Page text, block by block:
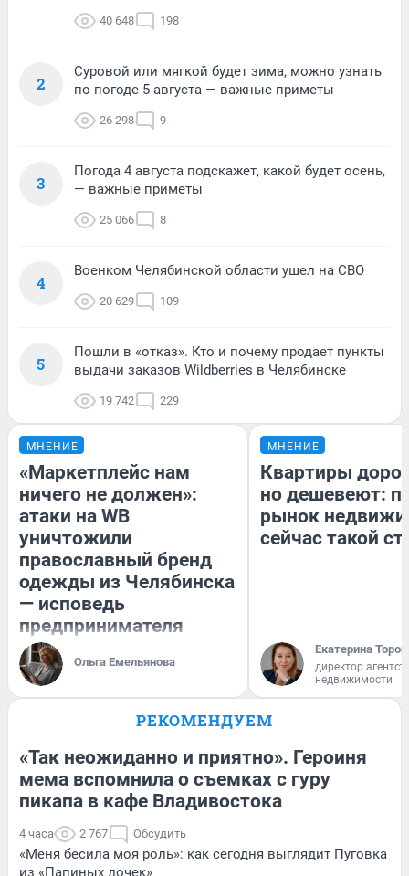
40 648 198
2
Суровой или мягкой будет зима, можно узнать
по погоде 5 августа — важные приметы
26 298 9
3
Погода 4 августа подскажет, какой будет осень,
— важные приметы
25 066 8
4
Военком Челябинской области ушел на СВО
20 629 109
5
Пошли в «отказ». Кто и почему продает пункты
выдачи заказов Wildberries в Челябинске
19 742 229
МНЕНИЕ
«Маркетплейс нам
ничего не должен»:
атаки на WB
уничтожили
православный бренд
одежды из Челябинска
— исповедь
предпринимателя
Ольга Емельянова
МНЕНИЕ
Квартиры
но дешевеют:
рынок
сейчас такой
Екатерина
директор
недвижимости
РЕКОМЕНДУЕМ
«Так неожиданно и приятно». Героиня
мема вспомнила о съемках с гуру
пикапа в кафе Владивостока
4 часа 2 767 Обсудить
«Меня бесила моя роль»: как сегодня выглядит Пуговка
из «Папиных дочек»